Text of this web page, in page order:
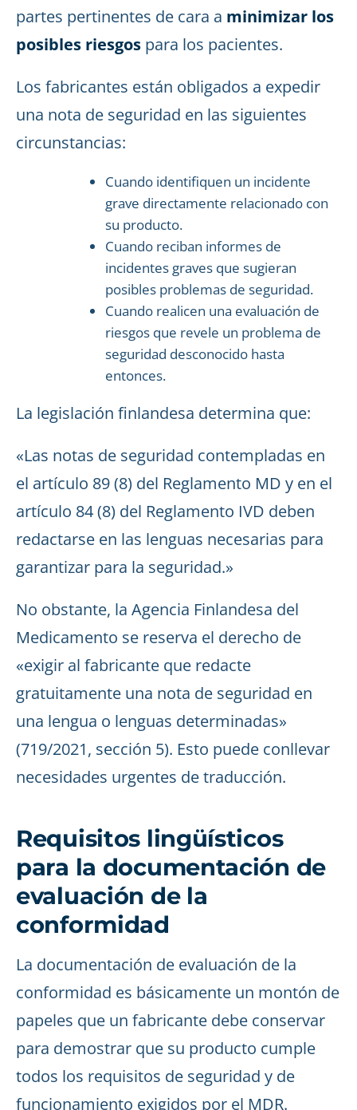
partes pertinentes de cara a minimizar los
posibles riesgos para los pacientes.
Los fabricantes están obligados a expedir
una nota de seguridad en las siguientes
circunstancias:
Cuando identifiquen un incidente
grave directamente relacionado con
su producto.
Cuando reciban informes de
incidentes graves que sugieran
posibles problemas de seguridad.
Cuando realicen una evaluación de
riesgos que revele un problema de
seguridad desconocido hasta
entonces.
La legislación finlandesa determina que:
«Las notas de seguridad contempladas en
el artículo 89 (8) del Reglamento MD y en el
artículo 84 (8) del Reglamento IVD deben
redactarse en las lenguas necesarias para
garantizar para la seguridad.»
No obstante, la Agencia Finlandesa del
Medicamento se reserva el derecho de
«exigir al fabricante que redacte
gratuitamente una nota de seguridad en
una lengua o lenguas determinadas»
(719/2021, sección 5). Esto puede conllevar
necesidades urgentes de traducción.
Requisitos lingüísticos
para la documentación de
evaluación de la
conformidad
La documentación de evaluación de la
conformidad es básicamente un montón de
papeles que un fabricante debe conservar
para demostrar que su producto cumple
todos los requisitos de seguridad y de
funcionamiento exigidos por el MDR.